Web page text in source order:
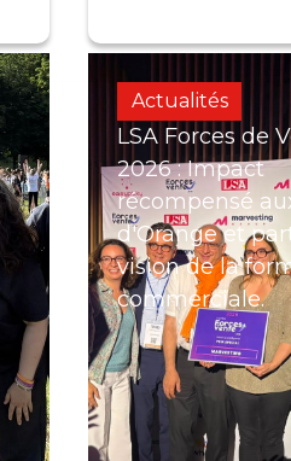
Actualités
LSA Forces de
2026 : Impact
récompensé
d'Orange et
vision de la
commerciale.